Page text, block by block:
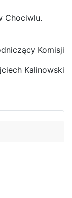
Chociwlu.
Komisji
Kalinowski